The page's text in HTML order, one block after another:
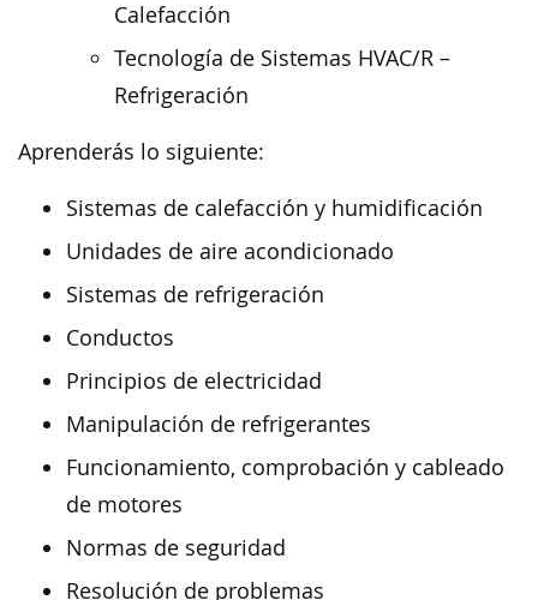
Calefacción
Tecnología de Sistemas HVAC/R –
Refrigeración
Aprenderás lo siguiente:
Sistemas de calefacción y humidificación
Unidades de aire acondicionado
Sistemas de refrigeración
Conductos
Principios de electricidad
Manipulación de refrigerantes
Funcionamiento, comprobación y cableado
de motores
Normas de seguridad
Resolución de problemas